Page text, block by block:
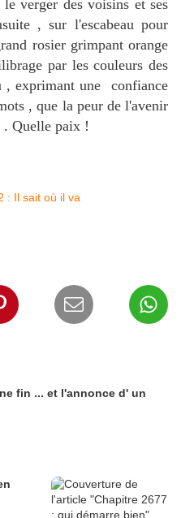
verger des voisins et ses
, sur l'escabeau pour
rosier grimpant orange
par les couleurs des
, exprimant une confiance
, que la peur de l'avenir
. Quelle paix !
fin ... et l'annonce d' un